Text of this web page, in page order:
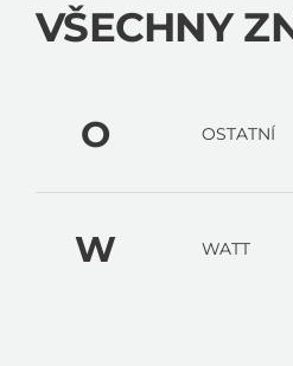
VŠECHNY
O OSTATNÍ
W WATT